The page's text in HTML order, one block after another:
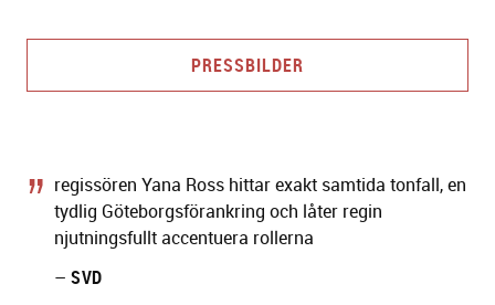
PRESSBILDER
regissören Yana Ross hittar exakt samtida tonfall, en
tydlig Göteborgsförankring och låter regin
njutningsfullt accentuera rollerna
– SVD